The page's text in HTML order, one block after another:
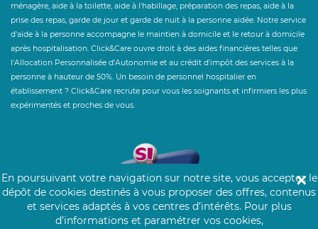
ménagère, aide à la toilette, aide à l'habillage, préparation des repas, aide à la
prise des repas, garde de jour et garde de nuit à la personne aidée. Notre service
d'aide à la personne accompagne le maintien à domicile et le retour à domicile
après hospitalisation. Click&Care ouvre droit à des aides financières telles que
l'Allocation Personnalisée d'Autonomie et au crédit d'impôt des services à la
personne à hauteur de 50%. Un besoin de personnel hospitalier en
établissement ? Click&Care recrute pour vous les soignants et infirmiers les plus
expérimentés et proches de vous.
En poursuivant votre navigation sur notre site, vous acceptez le
dépôt de cookies destinés à vous proposer des offres, contenus
et services adaptés à vos centres d’intérêts. Pour plus
d’informations et paramétrer vos cookies,
✕